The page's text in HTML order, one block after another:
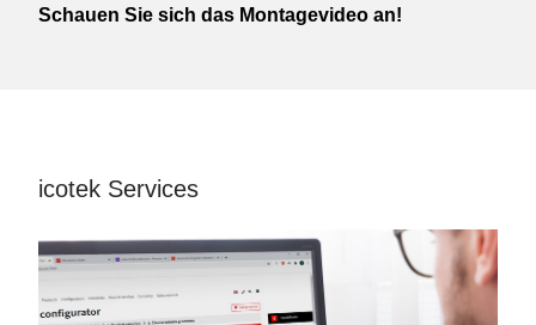
Schauen Sie sich das Montagevideo an!
icotek Services